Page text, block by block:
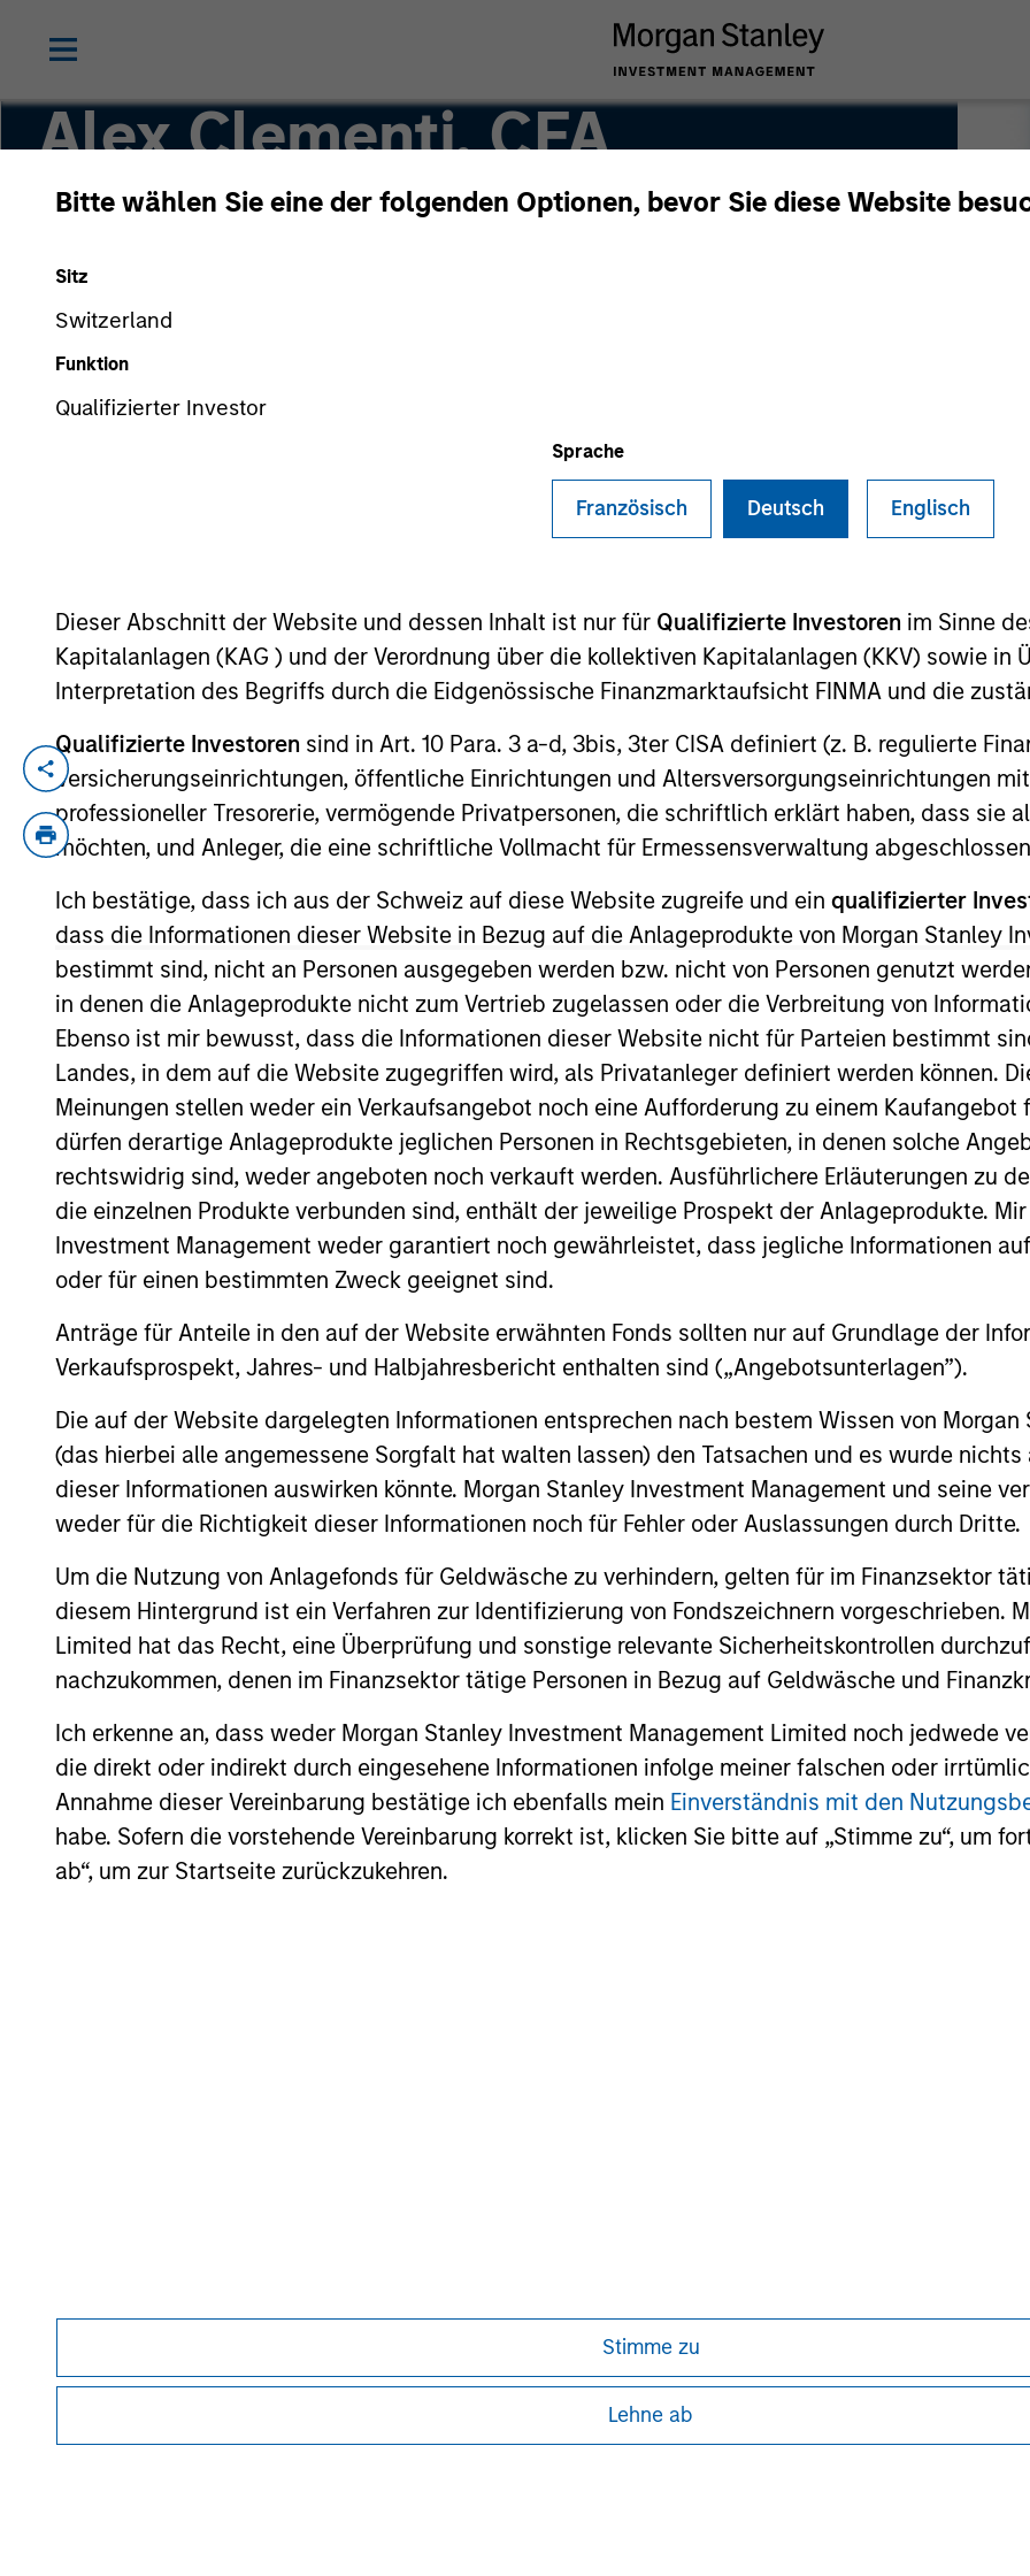
Bitte wählen Sie eine der folgenden Optionen, bevor Sie diese Website
Sitz
Switzerland
Funktion
Qualifizierter Investor
Sprache
Französisch Deutsch Englisch
Dieser Abschnitt der Website und dessen Inhalt ist nur für Qualifizierte Investoren im Sinne
Kapitalanlagen (KAG ) und der Verordnung über die kollektiven Kapitalanlagen (KKV) sowie
Interpretation des Begriffs durch die Eidgenössische Finanzmarktaufsicht FINMA und die
Qualifizierte Investoren sind in Art. 10 Para. 3 a-d, 3bis, 3ter CISA definiert (z. B. regulierte
Versicherungseinrichtungen, öffentliche Einrichtungen und Altersversorgungseinrichtungen
professioneller Tresorerie, vermögende Privatpersonen, die schriftlich erklärt haben, dass sie
möchten, und Anleger, die eine schriftliche Vollmacht für Ermessensverwaltung
Ich bestätige, dass ich aus der Schweiz auf diese Website zugreife und ein qualifizierter
dass die Informationen dieser Website in Bezug auf die Anlageprodukte von Morgan Stanley
bestimmt sind, nicht an Personen ausgegeben werden bzw. nicht von Personen genutzt
in denen die Anlageprodukte nicht zum Vertrieb zugelassen oder die Verbreitung von
Ebenso ist mir bewusst, dass die Informationen dieser Website nicht für Parteien bestimmt
Landes, in dem auf die Website zugegriffen wird, als Privatanleger definiert werden können.
Meinungen stellen weder ein Verkaufsangebot noch eine Aufforderung zu einem
dürfen derartige Anlageprodukte jeglichen Personen in Rechtsgebieten, in denen solche
rechtswidrig sind, weder angeboten noch verkauft werden. Ausführlichere Erläuterungen zu
die einzelnen Produkte verbunden sind, enthält der jeweilige Prospekt der Anlageprodukte.
Investment Management weder garantiert noch gewährleistet, dass jegliche Informationen
oder für einen bestimmten Zweck geeignet sind.
Anträge für Anteile in den auf der Website erwähnten Fonds sollten nur auf Grundlage der
Verkaufsprospekt, Jahres- und Halbjahresbericht enthalten sind („Angebotsunterlagen”).
Die auf der Website dargelegten Informationen entsprechen nach bestem Wissen von
(das hierbei alle angemessene Sorgfalt hat walten lassen) den Tatsachen und es wurde
dieser Informationen auswirken könnte. Morgan Stanley Investment Management und seine
weder für die Richtigkeit dieser Informationen noch für Fehler oder Auslassungen durch Dritte.
Um die Nutzung von Anlagefonds für Geldwäsche zu verhindern, gelten für im Finanzsektor
diesem Hintergrund ist ein Verfahren zur Identifizierung von Fondszeichnern vorgeschrieben.
Limited hat das Recht, eine Überprüfung und sonstige relevante Sicherheitskontrollen
nachzukommen, denen im Finanzsektor tätige Personen in Bezug auf Geldwäsche und
Ich erkenne an, dass weder Morgan Stanley Investment Management Limited noch jedwede
die direkt oder indirekt durch eingesehene Informationen infolge meiner falschen oder
Annahme dieser Vereinbarung bestätige ich ebenfalls mein Einverständnis mit den
habe. Sofern die vorstehende Vereinbarung korrekt ist, klicken Sie bitte auf „Stimme zu“, um
ab“, um zur Startseite zurückzukehren.
Stimme zu
Lehne ab
Alex Clementi, CFA
Executive Director
19 Years High Yield Team
Alex Clementi is a portfolio manager on the MSIM High Yield team. He is responsible for buy
construction, and risk management for the team's European and global high yield strategies.
credit analyst covering high yield healthcare in 2020 through the acquisition of Assurant's CLO
yield and leveraged loan credit analyst. Prior to Assurant, Alex was a high yield credit analyst at
Alex earned a B.S. in financial management from Clemson University. He holds the Chartered
High Yield Team
Global High Yield
Strategy
Invests globally with a focus on U.S. middle market
quality issuers in Europe and in Asia.
Team Insights
High Yield Market Monitor –
Q2 2026
An in-depth review of the US and European
10-JUL-2026
High Yield Market Monitor –
Q1 2026
An in-depth review of the US and European
High
Q4
An in-
Morgan Stanley
Morgan Stanley Careers